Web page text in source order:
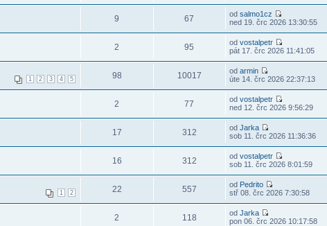
9 67 odsalmo1cz
ned 19. črc 2026 13:30:55
2 95 odvostalpetr
pát 17. črc 2026 11:41:05
1 2 3 4 5 98 10017 odarmin
úte 14. črc 2026 22:37:13
2 77 odvostalpetr
ned 12. črc 2026 9:56:29
17 312 odJarka
sob 11. črc 2026 11:36:36
16 312 odvostalpetr
sob 11. črc 2026 8:01:59
1 2 22 557 od Pedrito
stř 08. črc 2026 7:30:58
2 118 odJarka
pon 06. črc 2026 10:17:58